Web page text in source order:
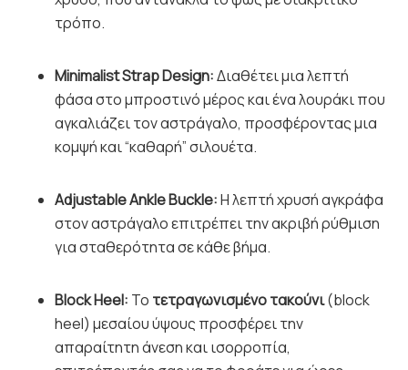
τρόπο.
Minimalist Strap Design:Διαθέτει μια λεπτή
φάσα στο μπροστινό μέρος και ένα λουράκι που
αγκαλιάζει τον αστράγαλο, προσφέροντας μια
κομψή και “καθαρή” σιλουέτα.
Adjustable Ankle Buckle:Η λεπτή χρυσή αγκράφα
στον αστράγαλο επιτρέπει την ακριβή ρύθμιση
για σταθερότητα σε κάθε βήμα.
Block Heel: Το τετραγωνισμένο τακούνι(block
heel) μεσαίου ύψους προσφέρει την
απαραίτητη άνεση και ισορροπία,